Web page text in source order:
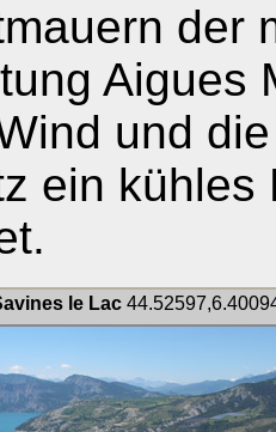
der
Aigues
und
ein kühles
le Lac